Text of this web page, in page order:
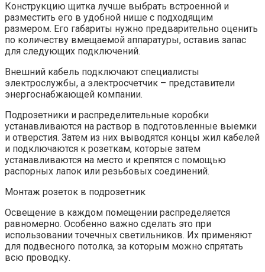
Конструкцию щитка лучше выбрать встроенной и
разместить его в удобной нише с подходящим
размером. Его габариты нужно предварительно оценить
по количеству вмещаемой аппаратуры, оставив запас
для следующих подключений.
Внешний кабель подключают специалисты
электрослужбы, а электросчетчик – представители
энергоснабжающей компании.
Подрозетники и распределительные коробки
устанавливаются на раствор в подготовленные выемки
и отверстия. Затем из них выводятся концы жил кабелей
и подключаются к розеткам, которые затем
устанавливаются на место и крепятся с помощью
распорных лапок или резьбовых соединений.
Монтаж розеток в подрозетник
Освещение в каждом помещении распределяется
равномерно. Особенно важно сделать это при
использовании точечных светильников. Их применяют
для подвесного потолка, за которым можно спрятать
всю проводку.